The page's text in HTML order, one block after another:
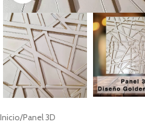
Inicio/Panel 3D